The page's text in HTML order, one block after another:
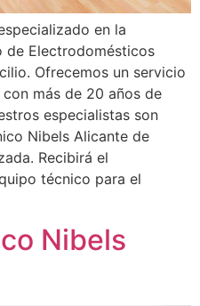
en la
de Electrodomésticos
Ofrecemos un servicio
más de 20 años de
especialistas son
Nibels Alicante de
Recibirá el
técnico para el
Nibels